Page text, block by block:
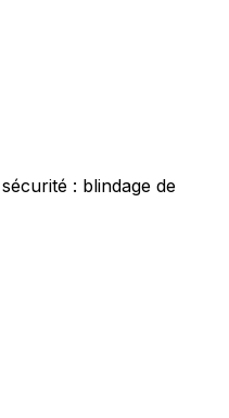
: blindage de